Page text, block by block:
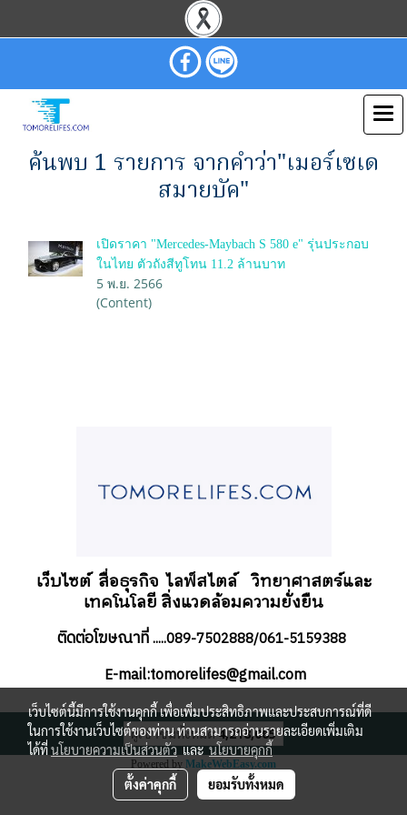
ค้นพบ 1 รายการ จากคำว่า"เมอร์เซเด
สมายบัค"
เปิดราคา "Mercedes-Maybach S 580 e" รุ่นประกอบ
ในไทย ตัวถังสีทูโทน 11.2 ล้านบาท
5 พ.ย. 2566
(Content)
เว็บไซต์ สื่อธุรกิจไลฟ์สไตล์ วิทยาศาสตร์และ
เทคโนโลยี สิ่งแวดล้อมความยั่งยืน
ติดต่อโฆษณาที่.....089-7502888/061-5159388
E-mail:tomorelifes@gmail.com
ผู้เข้าชมทั้งหมด4,218,065
Powered by MakeWebEasy.com
เว็บไซต์นี้มีการใช้งานคุกกี้ เพื่อเพิ่มประสิทธิภาพและประสบการณ์ที่ดี
ในการใช้งานเว็บไซต์ของท่าน ท่านสามารถอ่านรายละเอียดเพิ่มเติม
ได้ที่นโยบายความเป็นส่วนตัวและนโยบายคุกกี้
ตั้งค่าคุกกี้ ยอมรับทั้งหมด